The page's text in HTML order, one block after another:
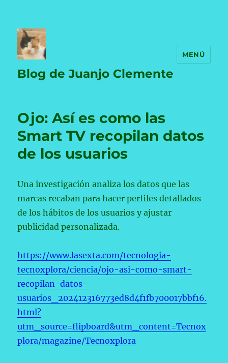
Blog de Juanjo Clemente
MENÚ
Ojo: Así es como las
Smart TV recopilan datos
de los usuarios
Una investigación analiza los datos que las
marcas recaban para hacer perfiles detallados
de los hábitos de los usuarios y ajustar
publicidad personalizada.
https://www.lasexta.com/tecnologia-
tecnoxplora/ciencia/ojo-asi-como-smart-
recopilan-datos-
usuarios_202412316773ed8d4f1fb700017bbf16.
html?
utm_source=flipboard&utm_content=Tecnox
plora/magazine/Tecnoxplora